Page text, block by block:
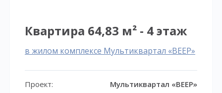
Квартира 64,83 м² - 4 этаж
в жилом комплексе Мультиквартал «ВЕЕР»
Проект: Мультиквартал «ВЕЕР»